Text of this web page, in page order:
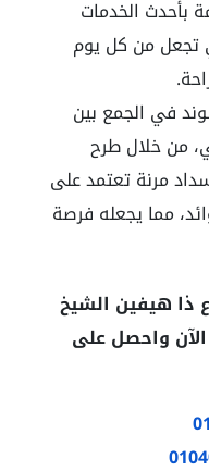
بأحدث الخدمات
تجعل من كل يوم
في الجمع بين
من خلال طرح
مرنة تعتمد على
مما يجعله فرصة
ذا هيفين الشيخ
واحصل على